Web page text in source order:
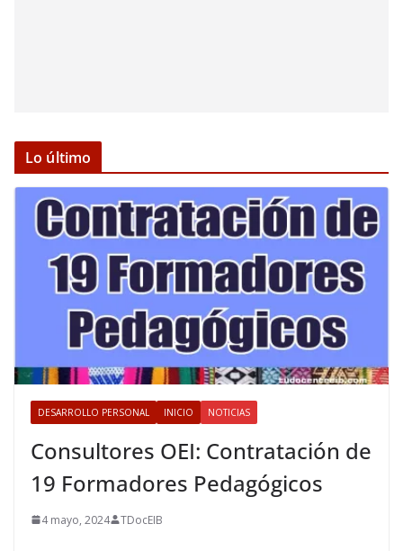
Lo último
DESARROLLO PERSONAL INICIO NOTICIAS
Consultores OEI: Contratación de
19 Formadores Pedagógicos
4 mayo, 2024 TDocEIB